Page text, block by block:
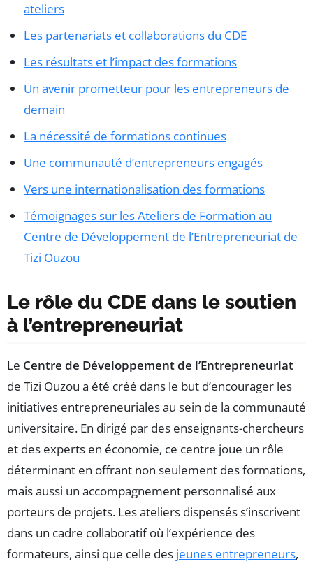
ateliers
Les partenariats et collaborations du CDE
Les résultats et l’impact des formations
Un avenir prometteur pour les entrepreneurs de
demain
La nécessité de formations continues
Une communauté d’entrepreneurs engagés
Vers une internationalisation des formations
Témoignages sur les Ateliers de Formation au
Centre de Développement de l’Entrepreneuriat de
Tizi Ouzou
Le rôle du CDE dans le soutien
à l’entrepreneuriat
Le Centre de Développement de l’Entrepreneuriat
de Tizi Ouzou a été créé dans le but d’encourager les
initiatives entrepreneuriales au sein de la communauté
universitaire. En dirigé par des enseignants-chercheurs
et des experts en économie, ce centre joue un rôle
déterminant en offrant non seulement des formations,
mais aussi un accompagnement personnalisé aux
porteurs de projets. Les ateliers dispensés s’inscrivent
dans un cadre collaboratif où l’expérience des
formateurs, ainsi que celle des jeunes entrepreneurs,